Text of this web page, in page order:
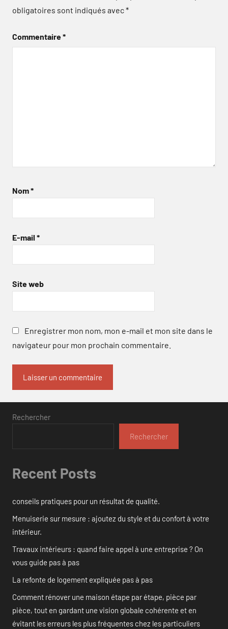
obligatoires sont indiqués avec*
Commentaire*
Nom*
E-mail *
Site web
Enregistrer mon nom, mon e-mail et mon site dans le
navigateur pour mon prochain commentaire.
Rechercher
Rechercher
Recent Posts
conseils pratiques pour un résultat de qualité.
Menuiserie sur mesure : ajoutez du style et du confort à votre
intérieur.
Travaux intérieurs : quand faire appel à une entreprise ? On
vous guide pas à pas
La refonte de logement expliquée pas à pas
Comment rénover une maison étape par étape, pièce par
pièce, tout en gardant une vision globale cohérente et en
évitant les erreurs les plus fréquentes chez les particuliers